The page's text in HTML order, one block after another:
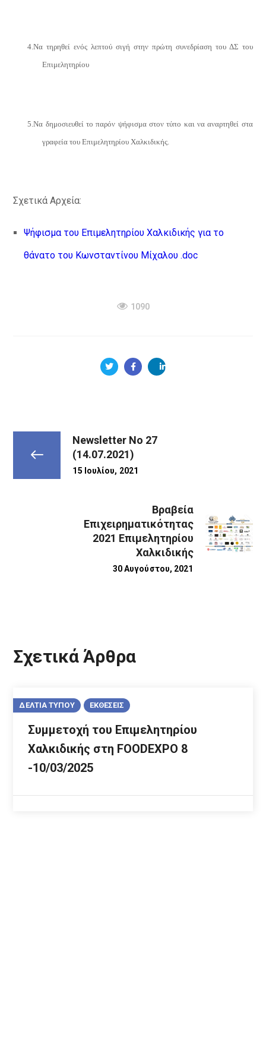
4.Να τηρηθεί ενός λεπτού σιγή στην πρώτη συνεδρίαση του ΔΣ του
Επιμελητηρίου
5.Να δημοσιευθεί το παρόν ψήφισμα στον τύπο και να αναρτηθεί στα
γραφεία του Επιμελητηρίου Χαλκιδικής.
Σχετικά Αρχεία:
Ψήφισμα του Επιμελητηρίου Χαλκιδικής για το
θάνατο του Κωνσταντίνου Μίχαλου .doc
1090
Newsletter No 27
(14.07.2021)
15 Ιουλίου, 2021
Βραβεία
Επιχειρηματικότητας
2021 Επιμελητηρίου
Χαλκιδικής
30 Αυγούστου, 2021
Σχετικά Άρθρα
ΔΕΛΤΙΑ ΤΥΠΟΥ ΕΚΘΕΣΕΙΣ
Συμμετοχή του Επιμελητηρίου
Χαλκιδικής στη FOODEXPO 8
-10/03/2025